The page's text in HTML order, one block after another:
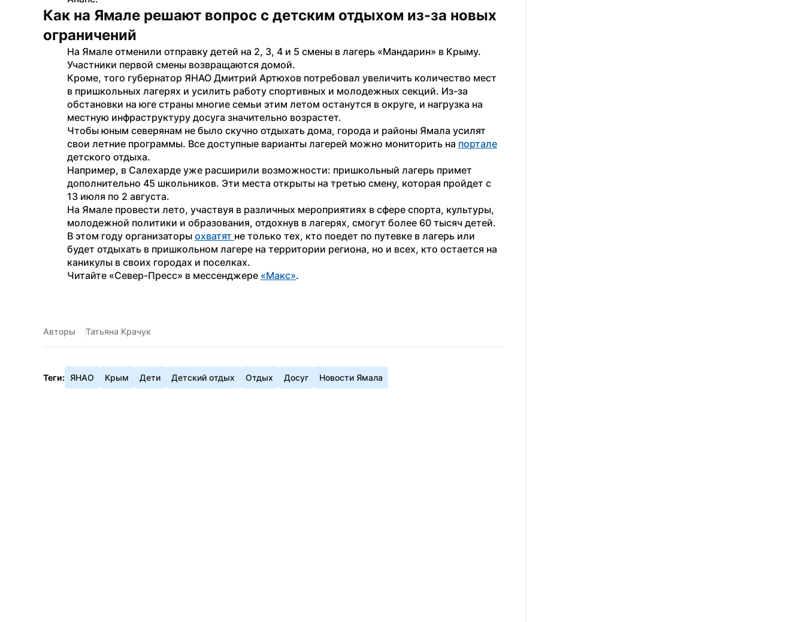
Как на Ямале решают вопрос с детским отдыхом из-за новых
ограничений
На Ямале отменили отправку детей на 2, 3, 4 и 5 смены в лагерь «Мандарин» в Крыму.
Участники первой смены возвращаются домой.
Кроме, того губернатор ЯНАО Дмитрий Артюхов потребовал увеличить количество мест
в пришкольных лагерях и усилить работу спортивных и молодежных секций. Из-за
обстановки на юге страны многие семьи этим летом останутся в округе, и нагрузка на
местную инфраструктуру досуга значительно возрастет.
Чтобы юным северянам не было скучно отдыхать дома, города и районы Ямала усилят
свои летние программы. Все доступные варианты лагерей можно мониторить на портале
детского отдыха.
Например, в Салехарде уже расширили возможности: пришкольный лагерь примет
дополнительно 45 школьников. Эти места открыты на третью смену, которая пройдет с
13 июля по 2 августа.
На Ямале провести лето, участвуя в различных мероприятиях в сфере спорта, культуры,
молодежной политики и образования, отдохнув в лагерях, смогут более 60 тысяч детей.
В этом году организаторы охватят не только тех, кто поедет по путевке в лагерь или
будет отдыхать в пришкольном лагере на территории региона, но и всех, кто остается на
каникулы в своих городах и поселках.
Читайте «Север-Пресс» в мессенджере «Макс».
Авторы Татьяна Крачук
Теги: ЯНАО Крым Дети Детский отдых Отдых Досуг Новости Ямала